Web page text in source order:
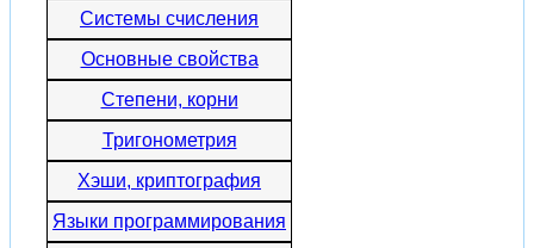
Системы счисления
Основные свойства
Степени, корни
Тригонометрия
Хэши, криптография
Языки программирования